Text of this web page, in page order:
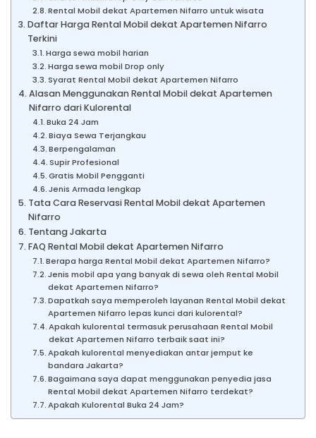
Rental Mobil dekat Apartemen Nifarro untuk wisata
Daftar Harga Rental Mobil dekat Apartemen Nifarro
Terkini
Harga sewa mobil harian
Harga sewa mobil Drop only
Syarat Rental Mobil dekat Apartemen Nifarro
Alasan Menggunakan Rental Mobil dekat Apartemen
Nifarro dari Kulorental
Buka 24 Jam
Biaya Sewa Terjangkau
Berpengalaman
Supir Profesional
Gratis Mobil Pengganti
Jenis Armada lengkap
Tata Cara Reservasi Rental Mobil dekat Apartemen
Nifarro
Tentang Jakarta
FAQ Rental Mobil dekat Apartemen Nifarro
Berapa harga Rental Mobil dekat Apartemen Nifarro?
Jenis mobil apa yang banyak di sewa oleh Rental Mobil
dekat Apartemen Nifarro?
Dapatkah saya memperoleh layanan Rental Mobil dekat
Apartemen Nifarro lepas kunci dari kulorental?
Apakah kulorental termasuk perusahaan Rental Mobil
dekat Apartemen Nifarro terbaik saat ini?
Apakah kulorental menyediakan antar jemput ke
bandara Jakarta?
Bagaimana saya dapat menggunakan penyedia jasa
Rental Mobil dekat Apartemen Nifarro terdekat?
Apakah Kulorental Buka 24 Jam?